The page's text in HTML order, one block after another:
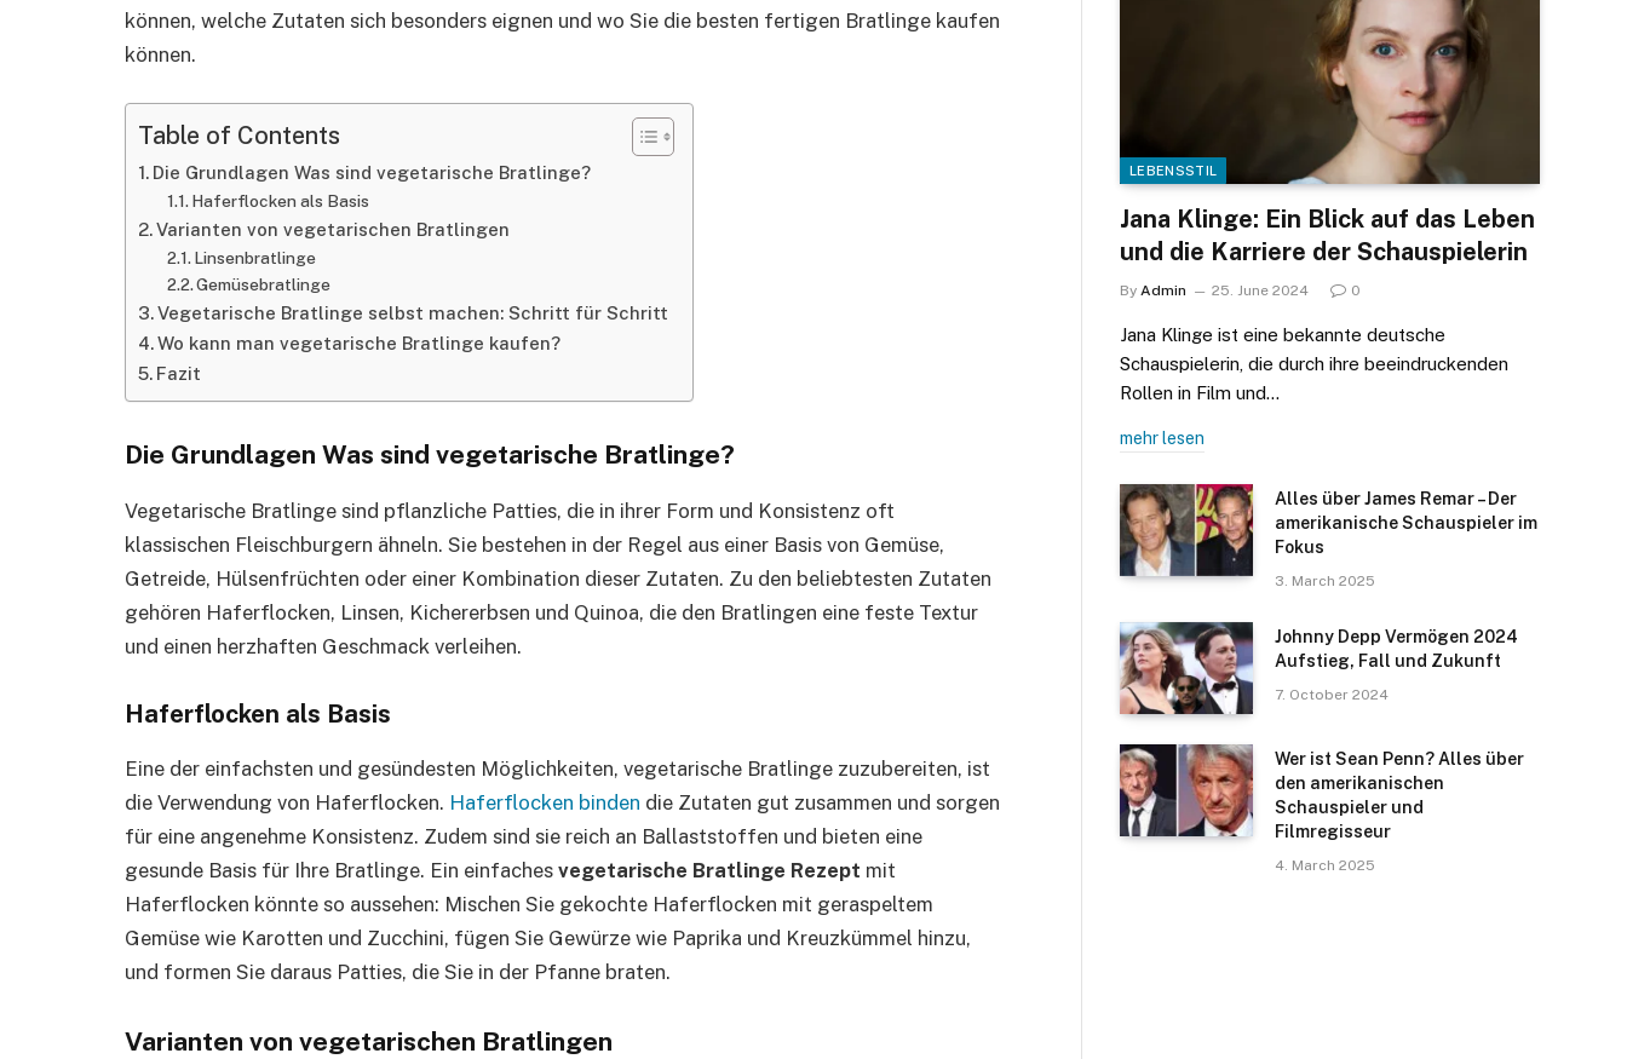
können, welche Zutaten sich besonders eignen und wo Sie die besten fertigen Bratlinge kaufen
können.
Table of Contents
Die Grundlagen Was sind vegetarische Bratlinge?
Haferflocken als Basis
Varianten von vegetarischen Bratlingen
Linsenbratlinge
Gemüsebratlinge
Vegetarische Bratlinge selbst machen: Schritt für Schritt
Wo kann man vegetarische Bratlinge kaufen?
Fazit
Die Grundlagen Was sind vegetarische Bratlinge?
Vegetarische Bratlinge sind pflanzliche Patties, die in ihrer Form und Konsistenz oft
klassischen Fleischburgern ähneln. Sie bestehen in der Regel aus einer Basis von Gemüse,
Getreide, Hülsenfrüchten oder einer Kombination dieser Zutaten. Zu den beliebtesten Zutaten
gehören Haferflocken, Linsen, Kichererbsen und Quinoa, die den Bratlingen eine feste Textur
und einen herzhaften Geschmack verleihen.
Haferflocken als Basis
Eine der einfachsten und gesündesten Möglichkeiten, vegetarische Bratlinge zuzubereiten, ist
die Verwendung von Haferflocken. Haferflocken binden die Zutaten gut zusammen und sorgen
für eine angenehme Konsistenz. Zudem sind sie reich an Ballaststoffen und bieten eine
gesunde Basis für Ihre Bratlinge. Ein einfaches vegetarische Bratlinge Rezept mit
Haferflocken könnte so aussehen: Mischen Sie gekochte Haferflocken mit geraspeltem
Gemüse wie Karotten und Zucchini, fügen Sie Gewürze wie Paprika und Kreuzkümmel hinzu,
und formen Sie daraus Patties, die Sie in der Pfanne braten.
Varianten von vegetarischen Bratlingen
LEBENSSTIL
Jana Klinge: Ein Blick auf das Leben
und die Karriere der Schauspielerin
By Admin 25. June 2024 0
Jana Klinge ist eine bekannte deutsche
Schauspielerin, die durch ihre beeindruckenden
Rollen in Film und…
mehr lesen
Alles über James Remar – Der
amerikanische Schauspieler im
Fokus
3. March 2025
Johnny Depp Vermögen 2024
Aufstieg, Fall und Zukunft
7. October 2024
Wer ist Sean Penn? Alles über
den amerikanischen
Schauspieler und
Filmregisseur
4. March 2025